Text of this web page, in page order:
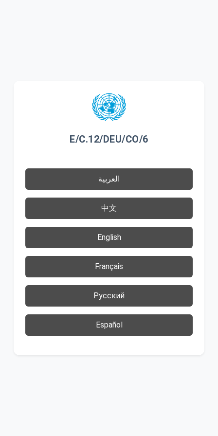
E/C.12/DEU/CO/6
العربية
中文
English
Français
Русский
Español